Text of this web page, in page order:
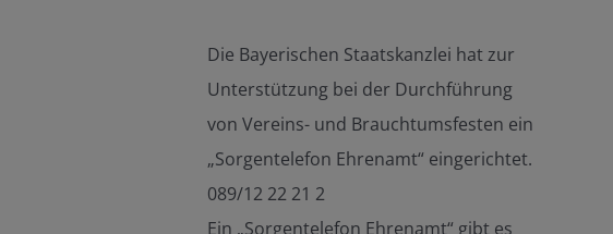
Die Bayerischen Staatskanzlei hat zur
Unterstützung bei der Durchführung
von Vereins- und Brauchtumsfesten ein
„Sorgentelefon Ehrenamt“ eingerichtet.
089/12 22 21 2
Ein „Sorgentelefon Ehrenamt“ gibt es